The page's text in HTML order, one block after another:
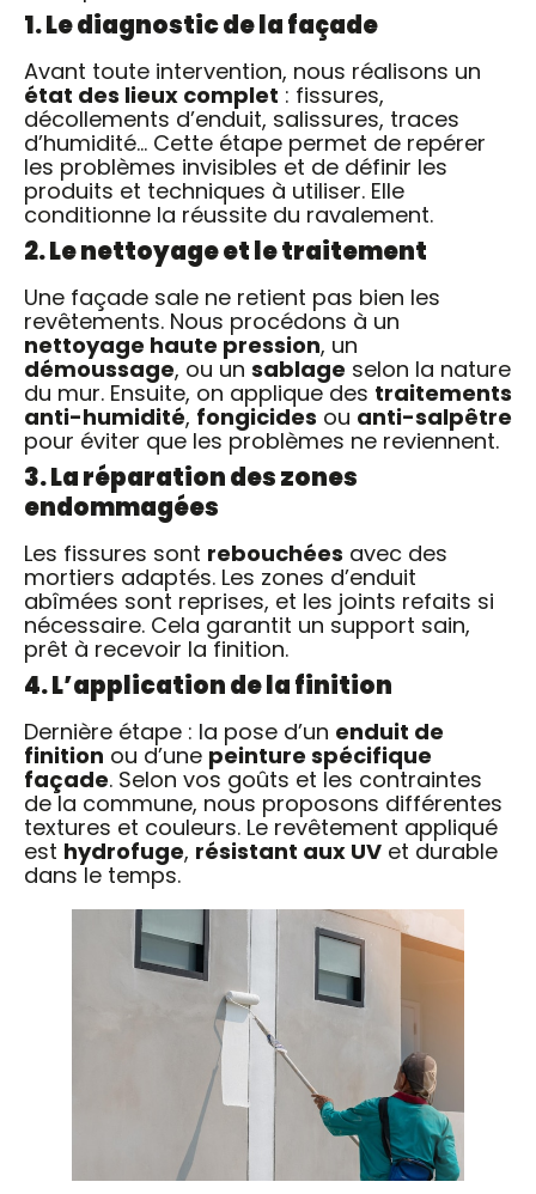
1. Le diagnostic de la façade
Avant toute intervention, nous réalisons un
état des lieux complet : fissures,
décollements d’enduit, salissures, traces
d’humidité… Cette étape permet de repérer
les problèmes invisibles et de définir les
produits et techniques à utiliser. Elle
conditionne la réussite du ravalement.
2. Le nettoyage et le traitement
Une façade sale ne retient pas bien les
revêtements. Nous procédons à un
nettoyage haute pression, un
démoussage, ou un sablage selon la nature
du mur. Ensuite, on applique des traitements
anti-humidité, fongicides ou anti-salpêtre
pour éviter que les problèmes ne reviennent.
3. La réparation des zones
endommagées
Les fissures sont rebouchées avec des
mortiers adaptés. Les zones d’enduit
abîmées sont reprises, et les joints refaits si
nécessaire. Cela garantit un support sain,
prêt à recevoir la finition.
4. L’application de la finition
Dernière étape : la pose d’un enduit de
finition ou d’une peinture spécifique
façade. Selon vos goûts et les contraintes
de la commune, nous proposons différentes
textures et couleurs. Le revêtement appliqué
est hydrofuge, résistant aux UV et durable
dans le temps.